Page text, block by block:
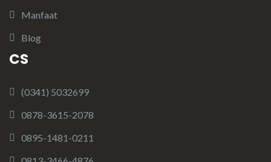
Manfaat
Blog
CS
(0341) 5032699
0878-3615-2078
0895-1481-0211